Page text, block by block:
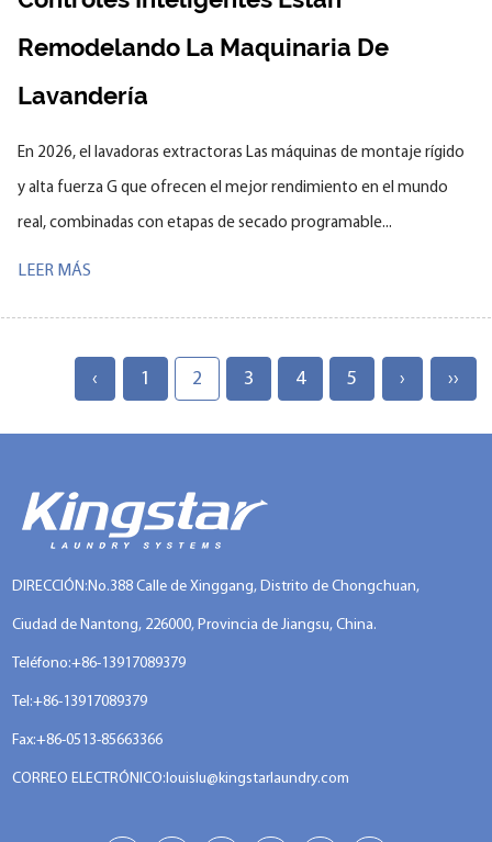
Remodelando La Maquinaria De
Lavandería
En 2026, el lavadoras extractoras Las máquinas de montaje rígido
y alta fuerza G que ofrecen el mejor rendimiento en el mundo
real, combinadas con etapas de secado programable...
LEER MÁS
‹ 1 2 3 4 5 › ››
DIRECCIÓN:No.388 Calle de Xinggang, Distrito de Chongchuan,
Ciudad de Nantong, 226000, Provincia de Jiangsu, China.
Teléfono:+86-13917089379
Tel:+86-13917089379
Fax:+86-0513-85663366
CORREO ELECTRÓNICO:louislu@kingstarlaundry.com